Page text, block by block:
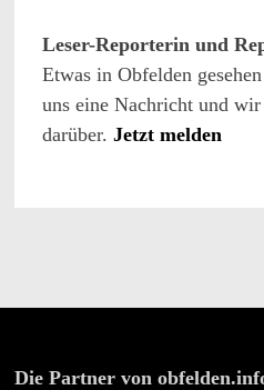
Leser-Reporterin und
Etwas in Obfelden
uns eine Nachricht und
darüber. Jetzt melden
Die Partner von